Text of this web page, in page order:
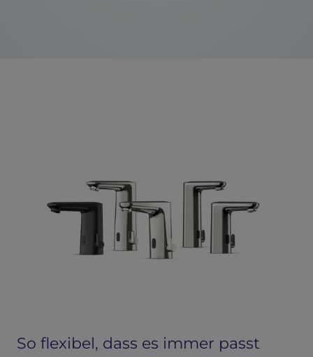
So flexibel, dass es immer passt